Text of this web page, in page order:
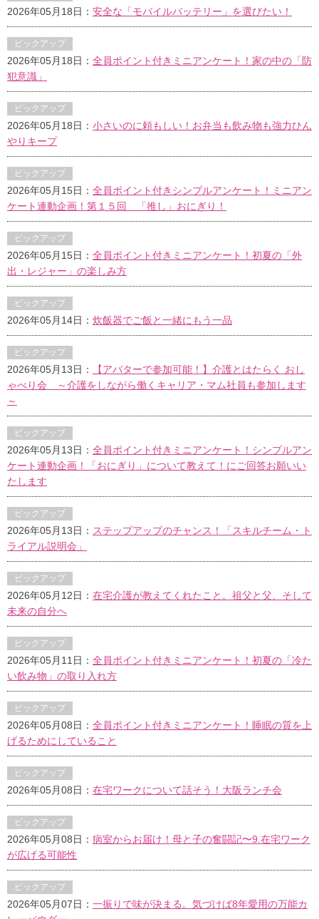
2026年05月18日： 安全な「モバイルバッテリー」を選びたい！
ピックアップ
2026年05月18日： 全員ポイント付きミニアンケート！家の中の「防
犯意識」
ピックアップ
2026年05月18日： 小さいのに頼もしい！お弁当も飲み物も強力ひん
やりキープ
ピックアップ
2026年05月15日： 全員ポイント付きシンプルアンケート！ミニアン
ケート連動企画！第１５回 「推し」おにぎり！
ピックアップ
2026年05月15日： 全員ポイント付きミニアンケート！初夏の「外
出・レジャー」の楽しみ方
ピックアップ
2026年05月14日： 炊飯器でご飯と一緒にもう一品
ピックアップ
2026年05月13日：
【アバターで参加可能！】介護とはたらく おし
ゃべり会 ～介護をしながら働くキャリア・マム社員も参加します
～
ピックアップ
2026年05月13日： 全員ポイント付きミニアンケート！シンプルアン
ケート連動企画！「おにぎり」について教えて！にご回答お願いい
たします
ピックアップ
2026年05月13日： ステップアップのチャンス！「スキルチーム・ト
ライアル説明会」
ピックアップ
2026年05月12日： 在宅介護が教えてくれたこと。祖父と父、そして
未来の自分へ
ピックアップ
2026年05月11日： 全員ポイント付きミニアンケート！初夏の「冷た
い飲み物」の取り入れ方
ピックアップ
2026年05月08日： 全員ポイント付きミニアンケート！睡眠の質を上
げるためにしていること
ピックアップ
2026年05月08日： 在宅ワークについて話そう！大阪ランチ会
ピックアップ
2026年05月08日： 病室からお届け！母と子の奮闘記〜9.在宅ワーク
が広げる可能性
ピックアップ
2026年05月07日： 一振りで味が決まる。気づけば8年愛用の万能カ